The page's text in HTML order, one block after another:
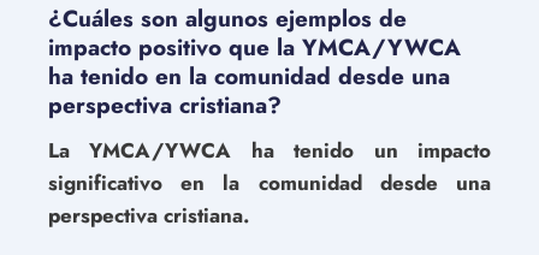
¿Cuáles son algunos ejemplos de
impacto positivo que la YMCA/YWCA
ha tenido en la comunidad desde una
perspectiva cristiana?
La YMCA/YWCA ha tenido un impacto
significativo en la comunidad desde una
perspectiva cristiana.